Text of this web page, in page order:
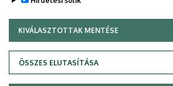
Adatvédelem
KIVÁLASZTOTTAK MENTÉSE
ÖSSZES ELUTASÍTÁSA
WITHDRAW CONSENT